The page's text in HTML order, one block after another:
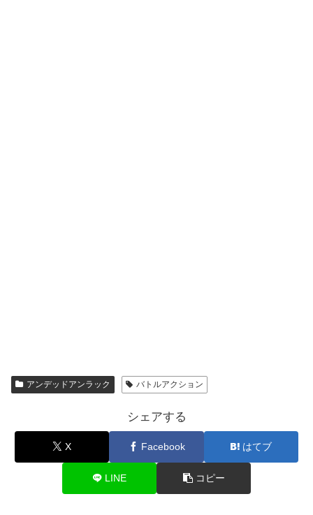
アンデッドアンラック バトルアクション
シェアする
X Facebook はてブ
LINE コピー